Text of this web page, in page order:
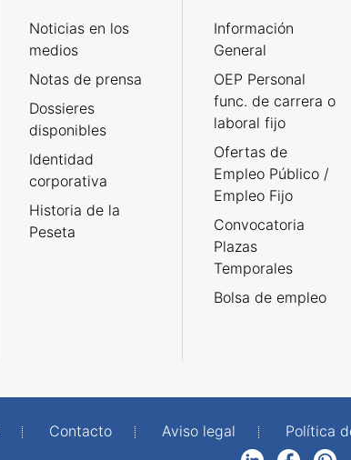
Noticias en los
medios
Notas de prensa
Dossieres
disponibles
Identidad
corporativa
Historia de la
Peseta
Información
General
OEP Personal
func. de carrera o
laboral fijo
Ofertas de
Empleo Público /
Empleo Fijo
Convocatoria
Plazas
Temporales
Bolsa de empleo
Contacto Aviso legal Política